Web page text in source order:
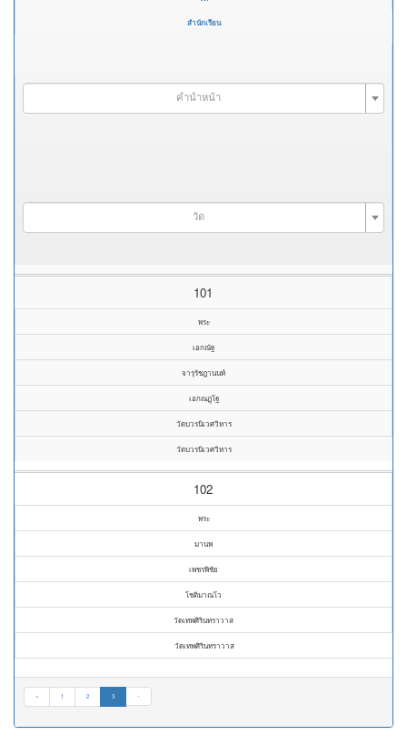
สำนักเรียน
คำนำหน้า
วัด
101
พระ
เอกณัฐ
จารุรัชฎานนท์
เอกณฏฺโฐ
วัดบวรนิเวศวิหาร
วัดบวรนิเวศวิหาร
102
พระ
มานพ
เพชรพิชัย
โชติมาณโว
วัดเทพศิรินทราวาส
วัดเทพศิรินทราวาส
« 1 2 3 »